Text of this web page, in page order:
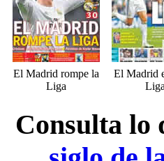
El Madrid rompe la
Liga
El Madrid
Consulta lo